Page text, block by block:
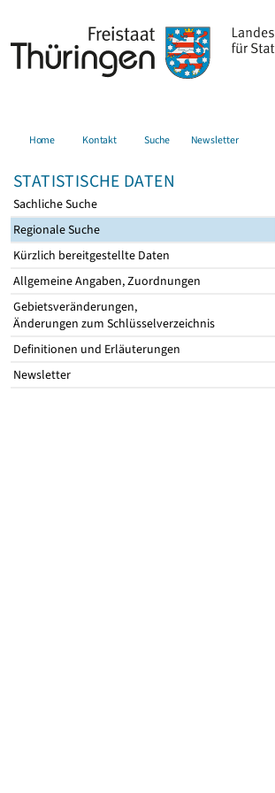
Home Kontakt Suche Newsletter
STATISTISCHE DATEN
Sachliche Suche
Regionale Suche
Kürzlich bereitgestellte Daten
Allgemeine Angaben, Zuordnungen
Gebietsveränderungen,
Änderungen zum Schlüsselverzeichnis
Definitionen und Erläuterungen
Newsletter